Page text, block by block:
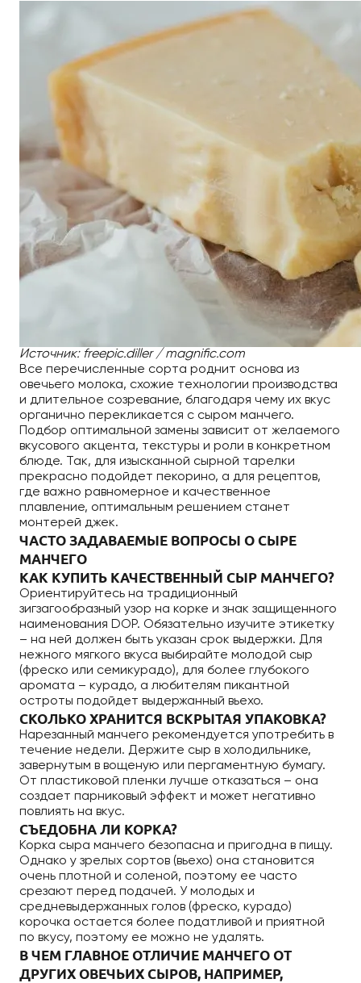
Источник: freepic.diller / magnific.com
Все перечисленные сорта роднит основа из
овечьего молока, схожие технологии производства
и длительное созревание, благодаря чему их вкус
органично перекликается с сыром манчего.
Подбор оптимальной замены зависит от желаемого
вкусового акцента, текстуры и роли в конкретном
блюде. Так, для изысканной сырной тарелки
прекрасно подойдет пекорино, а для рецептов,
где важно равномерное и качественное
плавление, оптимальным решением станет
монтерей джек.
ЧАСТО ЗАДАВАЕМЫЕ ВОПРОСЫ О СЫРЕ
МАНЧЕГО
КАК КУПИТЬ КАЧЕСТВЕННЫЙ СЫР МАНЧЕГО?
Ориентируйтесь на традиционный
зигзагообразный узор на корке и знак защищенного
наименования DOP. Обязательно изучите этикетку
– на ней должен быть указан срок выдержки. Для
нежного мягкого вкуса выбирайте молодой сыр
(фреско или семикурадо), для более глубокого
аромата – курадо, а любителям пикантной
остроты подойдет выдержанный вьехо.
СКОЛЬКО ХРАНИТСЯ ВСКРЫТАЯ УПАКОВКА?
Нарезанный манчего рекомендуется употребить в
течение недели. Держите сыр в холодильнике,
завернутым в вощеную или пергаментную бумагу.
От пластиковой пленки лучше отказаться – она
создает парниковый эффект и может негативно
повлиять на вкус.
СЪЕДОБНА ЛИ КОРКА?
Корка сыра манчего безопасна и пригодна в пищу.
Однако у зрелых сортов (вьехо) она становится
очень плотной и соленой, поэтому ее часто
срезают перед подачей. У молодых и
средневыдержанных голов (фреско, курадо)
корочка остается более податливой и приятной
по вкусу, поэтому ее можно не удалять.
В ЧЕМ ГЛАВНОЕ ОТЛИЧИЕ МАНЧЕГО ОТ
ДРУГИХ ОВЕЧЬИХ СЫРОВ, НАПРИМЕР,